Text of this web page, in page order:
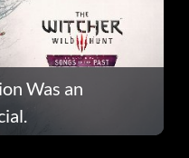
Was an